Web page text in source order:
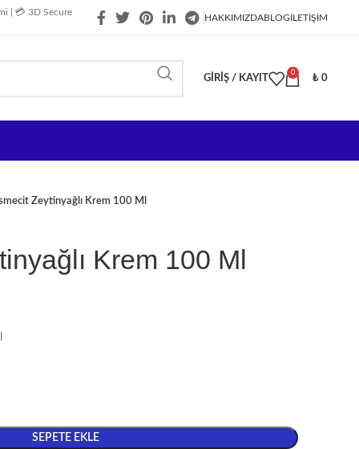
| 💳 3D Secure
HAKKIMIZDABLOGİLETIŞIM
GIRIŞ / KAYIT
0
₺ 0
Zeytinyağlı Krem 100 Ml
Krem 100 Ml
SEPETE EKLE